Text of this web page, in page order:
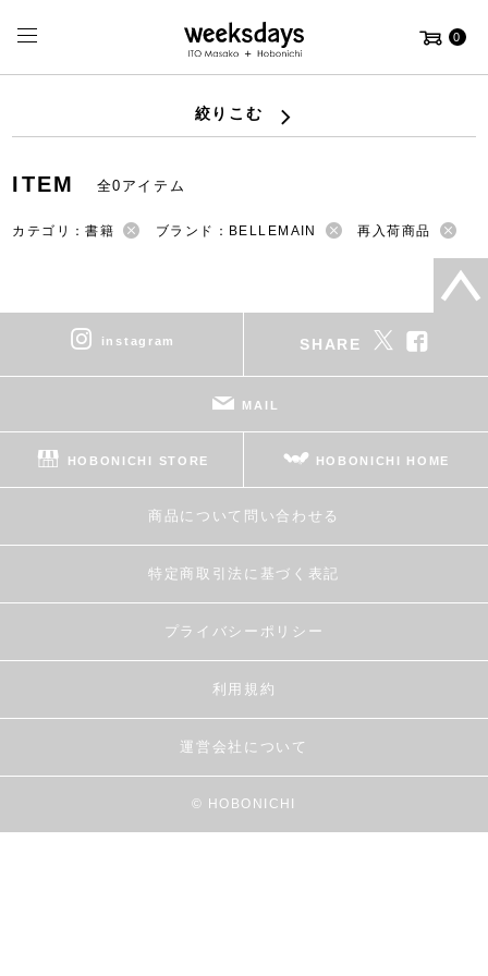
0
絞りこむ
ITEM 全0アイテム
カテゴリ：書籍 ブランド：BELLEMAIN 再入荷商品
instagram SHARE
MAIL
HOBONICHI STORE HOBONICHI HOME
商品について問い合わせる
特定商取引法に基づく表記
プライバシーポリシー
利用規約
運営会社について
© HOBONICHI